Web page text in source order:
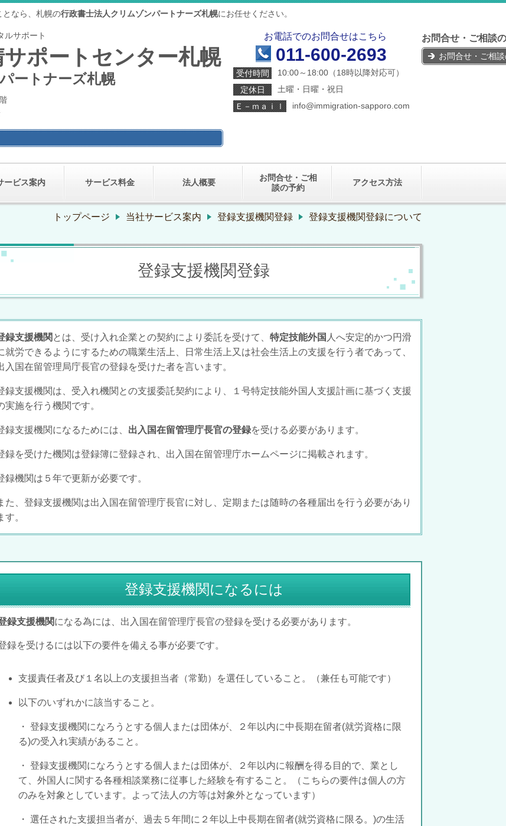
となら、札幌の行政書士法人クリムゾンパートナーズ札幌にお任せください。
ルサポート
ポートセンター札幌
ートナーズ札幌
お電話でのお問合せはこちら
011-600-2693
受付時間 10:00～18:00 （18時以降対応可）
定休日
土曜・日曜・祝日
Ｅ－ｍａｉｌ
info@immigration-sapporo.com
お問合せ・ご相談
お問合せ・ご相
ービス案内 サービス料金 法人概要
お問合せ・ご相
談の予約
アクセス方法
トップページ 当社サービス案内 登録支援機関登録 登録支援機関登録について
登録支援機関登録
録支援機関 とは、受け入れ企業との契約により委託を受けて、 特定技能外国 人へ安定的かつ円滑
就労できるようにするための職業生活上、日常生活上又は社会生活上の支援を行う者であって、
入国在留管理局庁長官の登録を受けた者を言います。
録支援機関は、受入れ機関との支援委託契約により、１号特定技能外国人支援計画に基づく支援
実施を行う機関です。
録支援機関になるためには、 出入国在留管理庁長官の登録を受ける必要があります。
録を受けた機関は登録簿に登録され、出入国在留管理庁ホームページに掲載されます。
録機関は５年で更新が必要です。
た、登録支援機関は出入国在留管理庁長官に対し、定期または随時の各種届出を行う必要があり
す。
登録支援機関になるには
録支援機関になる為には、 出入国在留管理庁長官の登録を受ける必要があります。
録を受けるには以下の要件を備える事が必要です。
支援責任者及び１名以上の支援担当者（常勤）を選任していること。（兼任も可能です）
以下のいずれかに該当すること。
・ 登録支援機関になろうとする個人または団体が、２年以内に中長期在留者(就労資格に限
る)の受入れ実績があること。
・ 登録支援機関になろうとする個人または団体が、２年以内に報酬を得る目的で、業とし
て、外国人に関する各種相談業務に従事した経験を有すること。（こちらの要件は個人の方
のみを対象としています。よって法人の方等は対象外となっています）
・ 選任された支援担当者が、過去５年間に２年以上中長期在留者(就労資格に限る。)の生活